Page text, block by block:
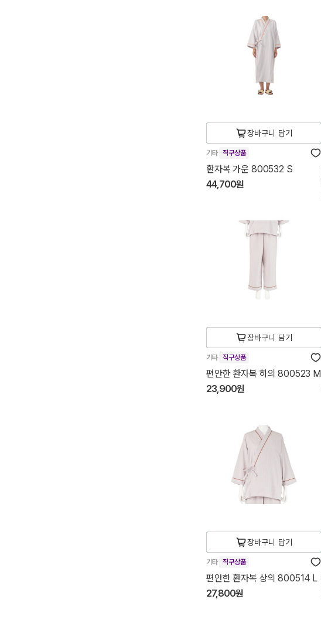
장바구니 담기
기타 직구상품
환자복 가운 800532 S
44,700원
장바구니 담기
기타 직구상품
편안한 환자복 하의 800523 M
23,900원
장바구니 담기
기타 직구상품
편안한 환자복 상의 800514 L
27,800원